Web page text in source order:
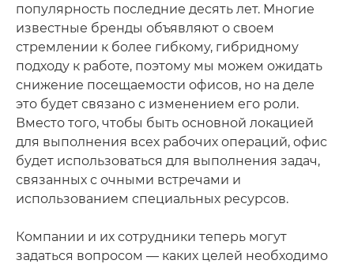
популярность последние десять лет. Многие
известные бренды объявляют о своем
стремлении к более гибкому, гибридному
подходу к работе, поэтому мы можем ожидать
снижение посещаемости офисов, но на деле
это будет связано с изменением его роли.
Вместо того, чтобы быть основной локацией
для выполнения всех рабочих операций, офис
будет использоваться для выполнения задач,
связанных с очными встречами и
использованием специальных ресурсов.
Компании и их сотрудники теперь могут
задаться вопросом — каких целей необходимо